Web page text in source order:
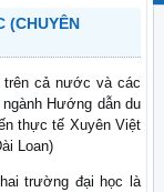
(CHUYÊN
trên cả nước và các
Hướng dẫn du
thực tế Xuyên Việt
Loan)
trường đại học là